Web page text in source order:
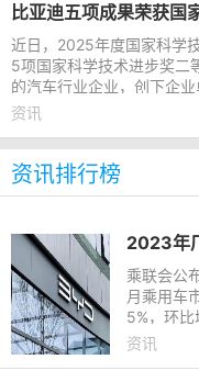
比亚迪五项成果荣获国
近日，2025年度国家科学
5项国家科学技术进步奖二
的汽车行业企业，创下企
目前比亚迪已全面贯通新
资讯
资讯排行榜
乘联会公
月乘用车
5%，环
十的车企
资讯